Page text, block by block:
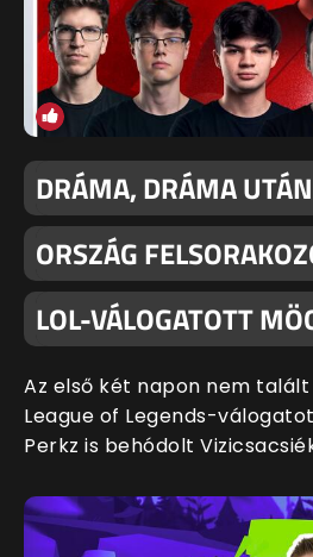
DRÁMA, DRÁMA
ORSZÁG
LOL-VÁLOGATOTT
Az első két napon nem
League of Legends-
Perkz is behódolt